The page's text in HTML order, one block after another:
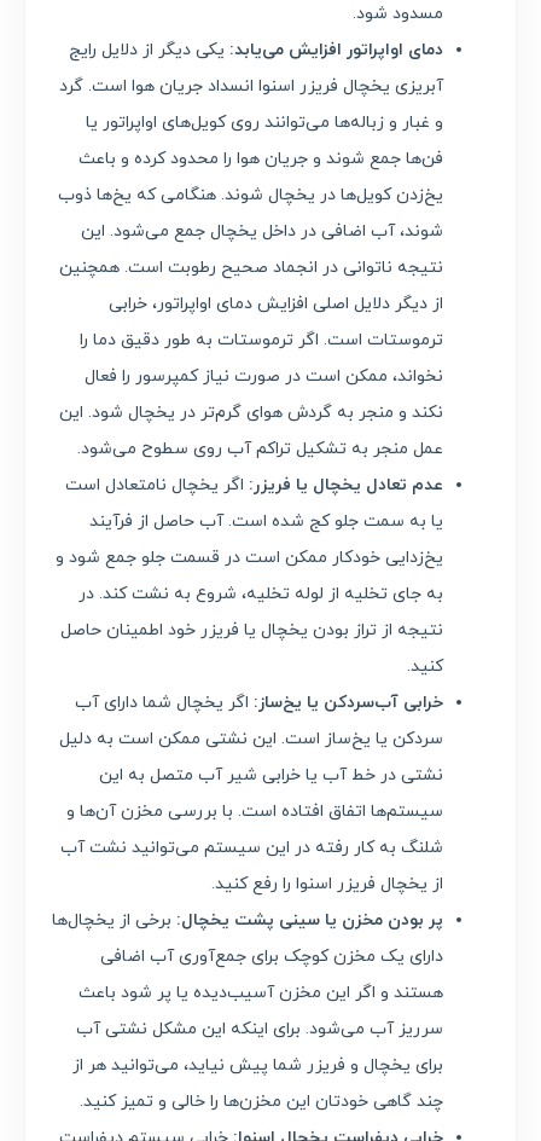
مسدود شود.
دمای اواپراتور افزایش می‌یابد: یکی دیگر از دلایل رایج
آبریزی یخچال فریزر اسنوا انسداد جریان هوا است. گرد
و غبار و زباله‌ها می‌توانند روی کویل‌های اواپراتور یا
فن‌ها جمع شوند و جریان هوا را محدود کرده و باعث
یخ‌زدن کویل‌ها در یخچال شوند. هنگامی که یخ‌ها ذوب
شوند، آب اضافی در داخل یخچال جمع می‌شود. این
نتیجه ناتوانی در انجماد صحیح رطوبت است. همچنین
از دیگر دلایل اصلی افزایش دمای اواپراتور، خرابی
ترموستات است. اگر ترموستات به طور دقیق دما را
نخواند، ممکن است در صورت نیاز کمپرسور را فعال
نکند و منجر به گردش هوای گرم‌تر در یخچال شود. این
عمل منجر به تشکیل تراکم آب روی سطوح می‌شود.
عدم تعادل یخچال یا فریزر: اگر یخچال نامتعادل است
یا به سمت جلو کج شده است. آب حاصل از فرآیند
یخ‌زدایی خودکار ممکن است در قسمت جلو جمع شود و
به جای تخلیه از لوله تخلیه، شروع به نشت کند. در
نتیجه از تراز بودن یخچال یا فریزر خود اطمینان حاصل
کنید.
خرابی آب‌سردکن یا یخ‌ساز: اگر یخچال شما دارای آب
سردکن یا یخ‌ساز است. این نشتی ممکن است به دلیل
نشتی در خط آب یا خرابی شیر آب متصل به این
سیستم‌ها اتفاق افتاده است. با بررسی مخزن آن‌ها و
شلنگ به کار رفته در این سیستم می‌توانید نشت آب
از یخچال فریزر اسنوا را رفع کنید.
پر بودن مخزن یا سینی پشت یخچال: برخی از یخچال‌ها
دارای یک مخزن کوچک برای جمع‌آوری آب اضافی
هستند و اگر این مخزن آسیب‌دیده یا پر شود باعث
سرریز آب می‌شود. برای اینکه این مشکل نشتی آب
برای یخچال و فریزر شما پیش نیاید، می‌توانید هر از
چند گاهی خودتان این مخزن‌ها را خالی و تمیز کنید.